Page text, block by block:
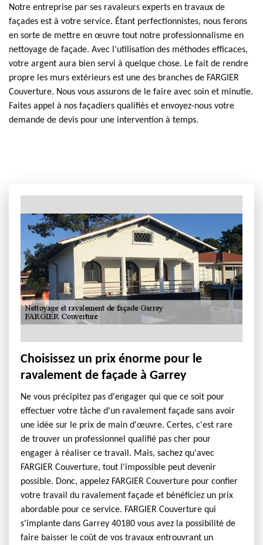
Notre entreprise par ses ravaleurs experts en travaux de
façades est à votre service. Étant perfectionnistes, nous ferons
en sorte de mettre en œuvre tout notre professionnalisme en
nettoyage de façade. Avec l’utilisation des méthodes efficaces,
votre argent aura bien servi à quelque chose. Le fait de rendre
propre les murs extérieurs est une des branches de FARGIER
Couverture. Nous vous assurons de le faire avec soin et minutie.
Faites appel à nos façadiers qualifiés et envoyez-nous votre
demande de devis pour une intervention à temps.
Choisissez un prix énorme pour le
ravalement de façade à Garrey
Ne vous précipitez pas d'engager qui que ce soit pour
effectuer votre tâche d'un ravalement façade sans avoir
une idée sur le prix de main d'œuvre. Certes, c'est rare
de trouver un professionnel qualifié pas cher pour
engager à réaliser ce travail. Mais, sachez qu'avec
FARGIER Couverture, tout l'impossible peut devenir
possible. Donc, appelez FARGIER Couverture pour confier
votre travail du ravalement façade et bénéficiez un prix
abordable pour ce service. FARGIER Couverture qui
s'implante dans Garrey 40180 vous avez la possibilité de
faire baisser le coût de vos travaux entrouvrant un